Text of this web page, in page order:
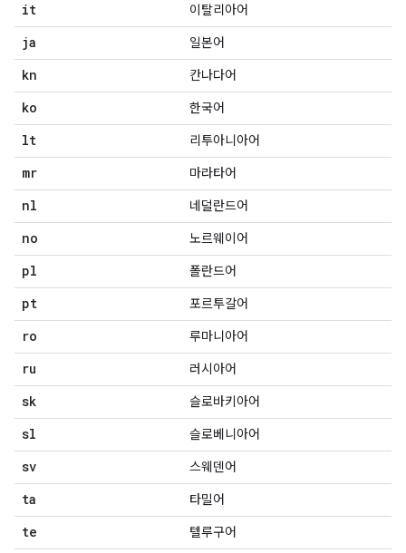
it 이탈리아어
ja 일본어
kn 칸나다어
ko 한국어
lt 리투아니아어
mr 마라타어
nl 네덜란드어
no 노르웨이어
pl 폴란드어
pt 포르투갈어
ro 루마니아어
ru 러시아어
sk 슬로바키아어
sl 슬로베니아어
sv 스웨덴어
ta 타밀어
te 텔루구어